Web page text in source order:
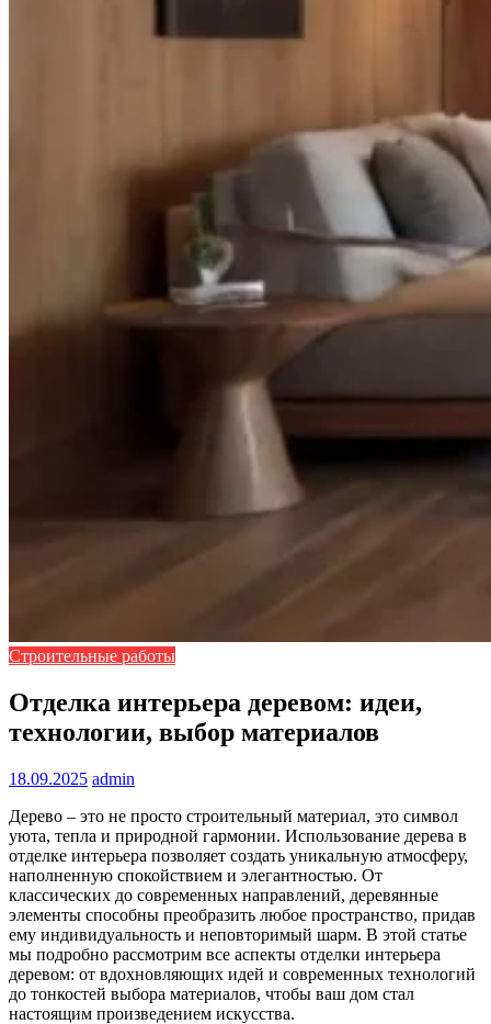
Строительные работы
Отделка интерьера деревом: идеи,
технологии, выбор материалов
18.09.2025 admin
Дерево – это не просто строительный материал, это символ
уюта, тепла и природной гармонии. Использование дерева в
отделке интерьера позволяет создать уникальную атмосферу,
наполненную спокойствием и элегантностью. От
классических до современных направлений, деревянные
элементы способны преобразить любое пространство, придав
ему индивидуальность и неповторимый шарм. В этой статье
мы подробно рассмотрим все аспекты отделки интерьера
деревом: от вдохновляющих идей и современных технологий
до тонкостей выбора материалов, чтобы ваш дом стал
настоящим произведением искусства.